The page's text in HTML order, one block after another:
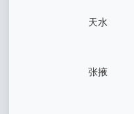
天水
张掖